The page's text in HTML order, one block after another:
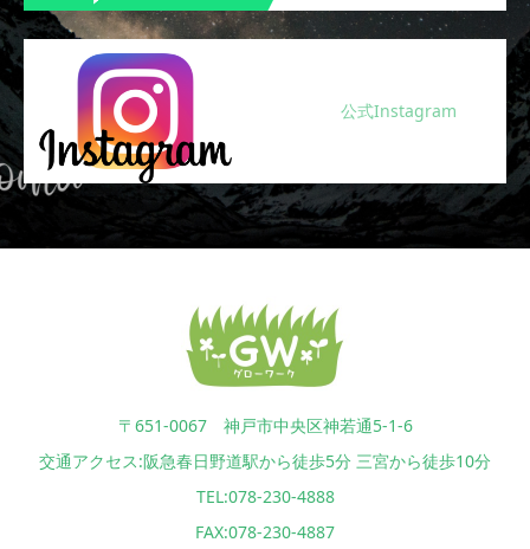
公式Instagram
〒651-0067 神戸市中央区神若通5-1-6
交通アクセス:阪急春日野道駅から徒歩5分 三宮から徒歩10分
TEL:078-230-4888
FAX:078-230-4887